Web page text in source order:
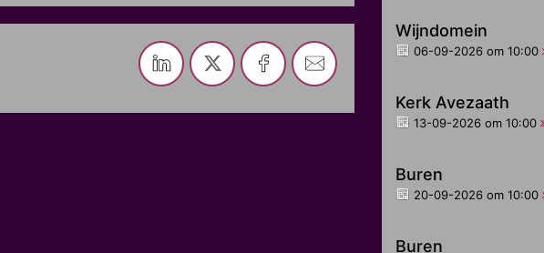
Wijndomein
06-09-2026 om 10:00
Kerk Avezaath
13-09-2026 om 10:00
Buren
20-09-2026 om 10:00
Buren